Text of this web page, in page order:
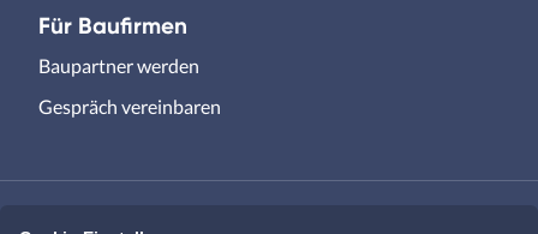
Für Baufirmen
Baupartner werden
Gespräch vereinbaren